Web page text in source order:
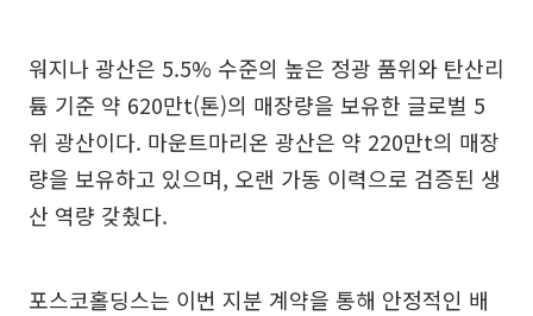
워지나 광산은 5.5% 수준의 높은 정광 품위와 탄산리
튬 기준 약 620만t(톤)의 매장량을 보유한 글로벌 5
위 광산이다. 마운트마리온 광산은 약 220만t의 매장
량을 보유하고 있으며, 오랜 가동 이력으로 검증된 생
산 역량 갖췄다.
포스코홀딩스는 이번 지분 계약을 통해 안정적인 배